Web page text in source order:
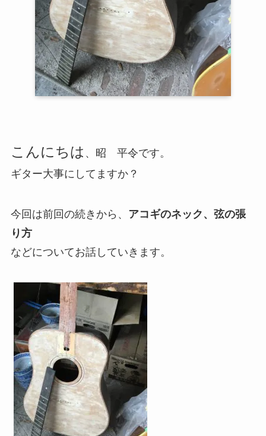
こんにちは 、昭 平令です。
ギター大事にしてますか？
今回は前回の続きから、 アコギのネック、弦の張
り方
などについてお話していきます。